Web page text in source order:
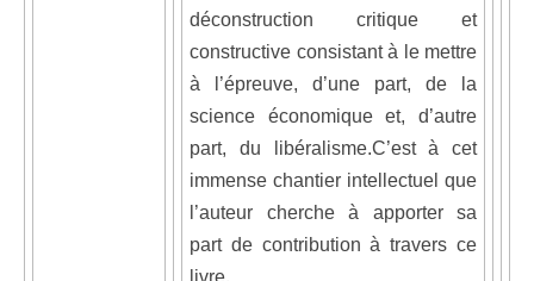
déconstruction critique et
constructive consistant à le mettre
à l’épreuve, d’une part, de la
science économique et, d’autre
part, du libéralisme.C’est à cet
immense chantier intellectuel que
l’auteur cherche à apporter sa
part de contribution à travers ce